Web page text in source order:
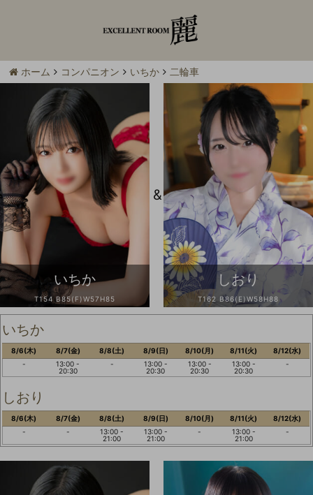
ホーム コンパニオン いちか 二輪車
いちか
T154 B85(F)W57H85
&
しおり
T162 B86(E)W58H88
いちか
8/6(木)
-
8/7(金)
13:00 -
20:30
8/8(土)
-
8/9(日)
13:00 -
20:30
8/10(月)
13:00 -
20:30
8/11(火)
13:00 -
20:30
8/12(水)
-
しおり
8/6(木)
-
8/7(金)
-
8/8(土)
13:00 -
21:00
8/9(日)
13:00 -
21:00
8/10(月)
-
8/11(火)
13:00 -
21:00
8/12(水)
-